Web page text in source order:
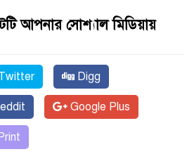
আপনার সোশ্যাল মিডিয়ায়
Digg
Google Plus